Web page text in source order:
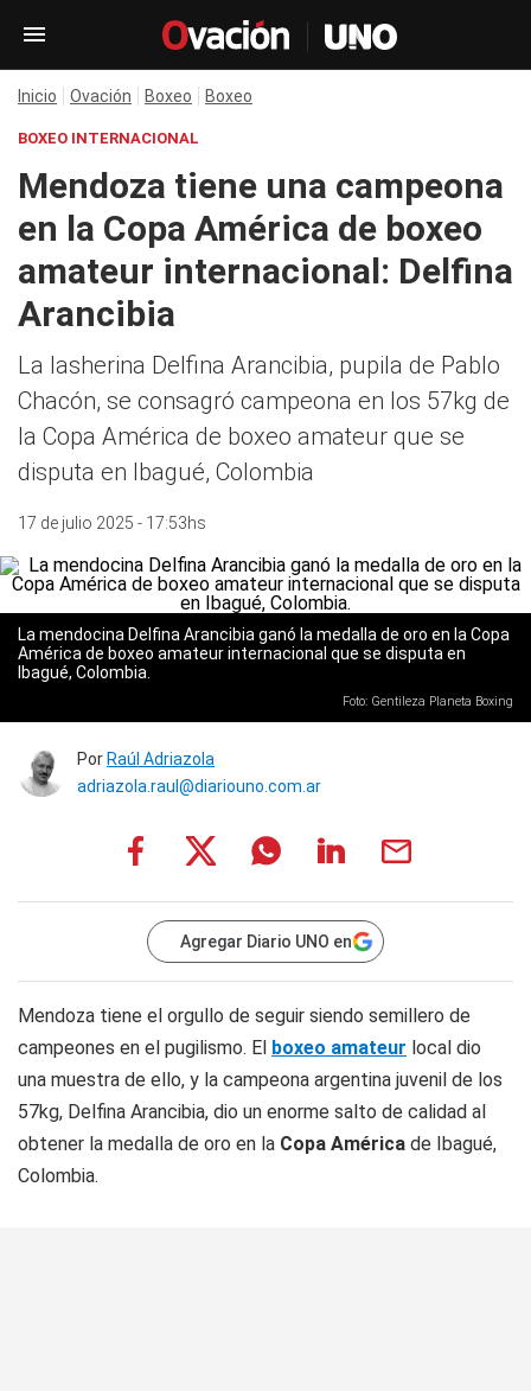
Inicio Ovación Boxeo Boxeo
BOXEO INTERNACIONAL
Mendoza tiene una campeona
en la Copa América de boxeo
amateur internacional: Delfina
Arancibia
La lasherina Delfina Arancibia, pupila de Pablo
Chacón, se consagró campeona en los 57kg de
la Copa América de boxeo amateur que se
disputa en Ibagué, Colombia
17 de julio 2025 - 17:53hs
La mendocina Delfina Arancibia ganó la medalla de oro en la Copa
América de boxeo amateur internacional que se disputa en
Ibagué, Colombia.
Foto: Gentileza Planeta Boxing
Por Raúl Adriazola
adriazola.raul@diariouno.com.ar
Agregar Diario UNO en
Mendoza tiene el orgullo de seguir siendo semillero de
campeones en el pugilismo. El boxeo amateur local dio
una muestra de ello, y la campeona argentina juvenil de los
57kg, Delfina Arancibia, dio un enorme salto de calidad al
obtener la medalla de oro en la Copa América de Ibagué,
Colombia.